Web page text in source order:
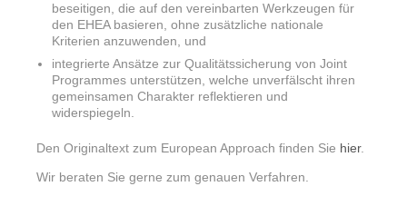
beseitigen, die auf den vereinbarten Werkzeugen für
den EHEA basieren, ohne zusätzliche nationale
Kriterien anzuwenden, und
integrierte Ansätze zur Qualitätssicherung von Joint
Programmes unterstützen, welche unverfälscht ihren
gemeinsamen Charakter reflektieren und
widerspiegeln.
Den Originaltext zum European Approach finden Sie hier.
Wir beraten Sie gerne zum genauen Verfahren.